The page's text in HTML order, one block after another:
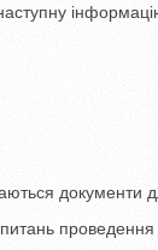
документи
проведення